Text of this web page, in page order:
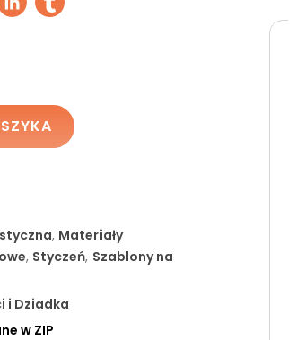
, Materiały
, Styczeń, Szablony na
i Dziadka
w ZIP